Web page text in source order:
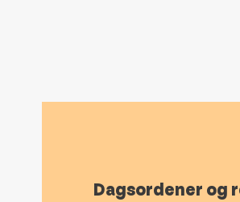
Dagsordener og